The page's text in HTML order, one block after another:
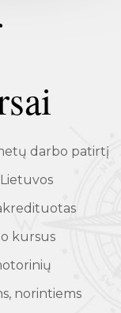
darbo patirtį
kursus
norintiems